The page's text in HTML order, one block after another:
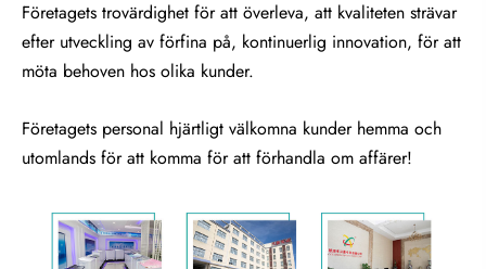
Företagets trovärdighet för att överleva, att kvaliteten strävar
efter utveckling av förfina på, kontinuerlig innovation, för att
möta behoven hos olika kunder.
Företagets personal hjärtligt välkomna kunder hemma och
utomlands för att komma för att förhandla om affärer!